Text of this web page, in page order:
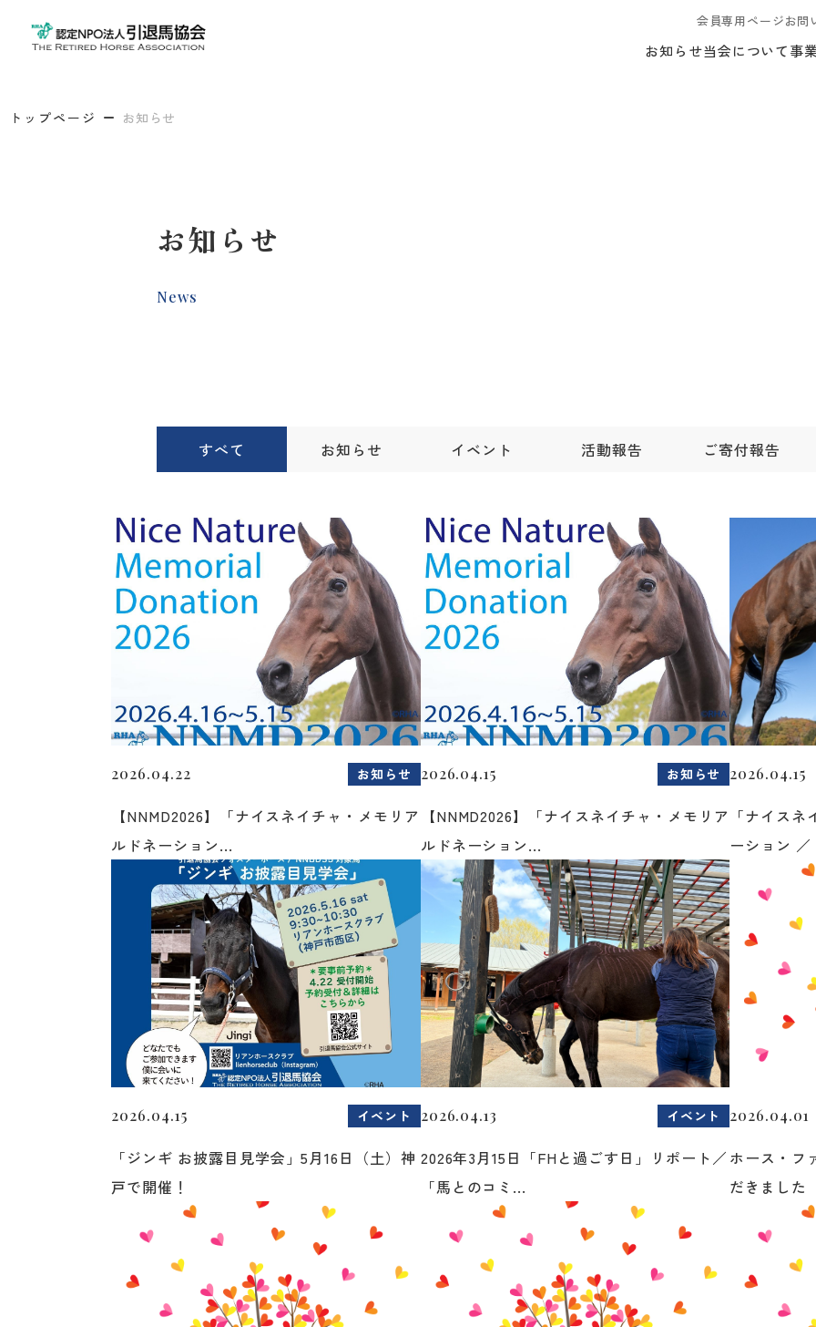
会員専用ページお問
お知らせ当会について事
トップページ お知らせ
お知らせ
News
すべて お知らせ イベント 活動報告 ご寄付報告
2026.04.22 お知らせ
【NNMD2026】「ナイスネイチャ・メモリア
ルドネーション...
2026.04.15 お知らせ
【NNMD2026】「ナイスネイチャ・メモリア
ルドネーション...
2026.04.15
「ナイス
ーション
2026.04.15 イベント
「ジンギ お披露目見学会」5月16日（土）神
戸で開催！
2026.04.13 イベント
2026年3月15日「FHと過ごす日」リポート／
「馬とのコミ...
2026.04.01
ホース・フ
だきました